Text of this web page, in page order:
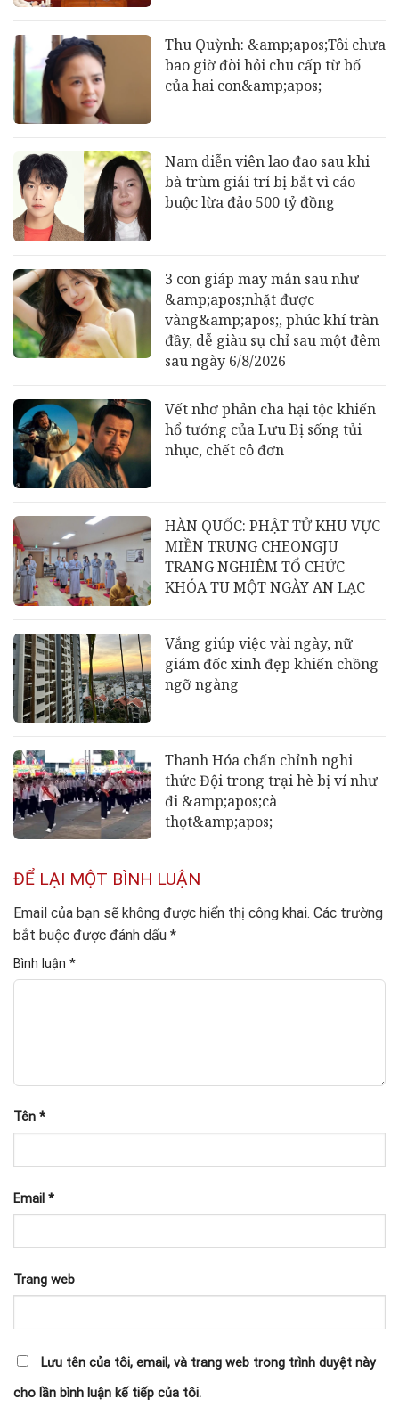
Thu Quỳnh: &amp;apos;Tôi chưa
bao giờ đòi hỏi chu cấp từ bố
của hai con&amp;apos;
Nam diễn viên lao đao sau khi
bà trùm giải trí bị bắt vì cáo
buộc lừa đảo 500 tỷ đồng
3 con giáp may mắn sau như
&amp;apos;nhặt được
vàng&amp;apos;, phúc khí tràn
đầy, dễ giàu sụ chỉ sau một đêm
sau ngày 6/8/2026
Vết nhơ phản cha hại tộc khiến
hổ tướng của Lưu Bị sống tủi
nhục, chết cô đơn
HÀN QUỐC: PHẬT TỬ KHU VỰC
MIỀN TRUNG CHEONGJU
TRANG NGHIÊM TỔ CHỨC
KHÓA TU MỘT NGÀY AN LẠC
Vắng giúp việc vài ngày, nữ
giám đốc xinh đẹp khiến chồng
ngỡ ngàng
Thanh Hóa chấn chỉnh nghi
thức Đội trong trại hè bị ví như
đi &amp;apos;cà
thọt&amp;apos;
ĐỂ LẠI MỘT BÌNH LUẬN
Email của bạn sẽ không được hiển thị công khai. Các trường
bắt buộc được đánh dấu *
Bình luận *
Tên *
Email *
Trang web
Lưu tên của tôi, email, và trang web trong trình duyệt này
cho lần bình luận kế tiếp của tôi.